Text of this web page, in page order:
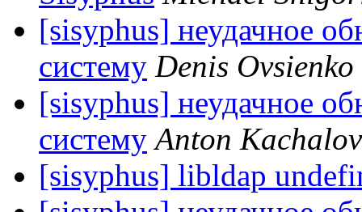
[sisyphus] неудачное
систему Denis Ovsienko
[sisyphus] неудачное
систему Anton Kachalov
[sisyphus] libldap